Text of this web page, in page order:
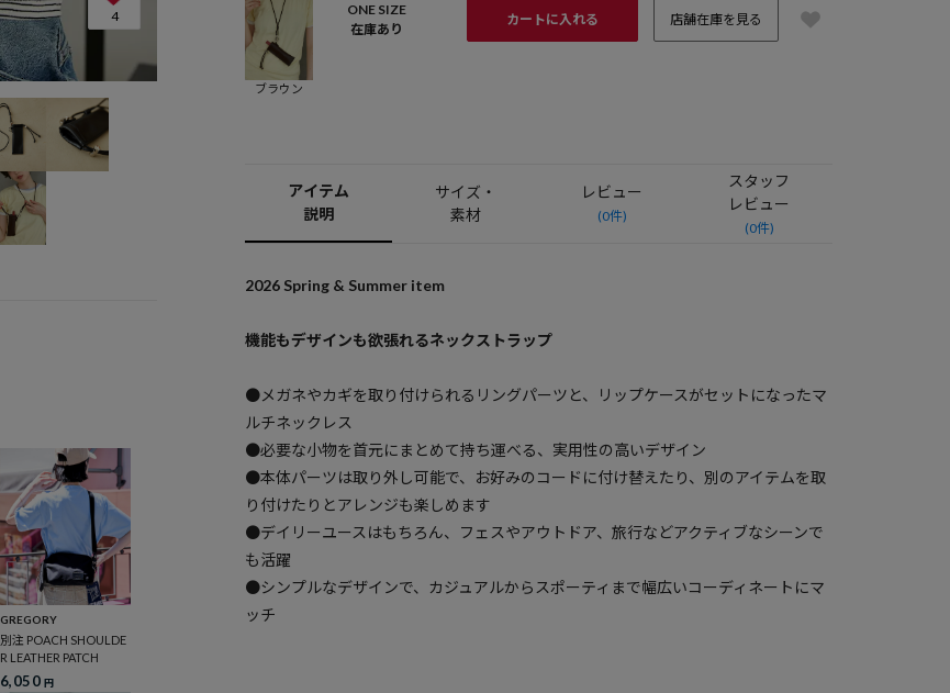
4
GREGORY
別注 POACH SHOULDE
R LEATHER PATCH
6,050円
ブラウン
ONE SIZE
在庫あり
カートに入れる 店舗在庫を見る
アイテム
説明
サイズ・
素材
レビュー
(0件)
スタッフ
レビュー
(0件)
2026 Spring & Summer item
機能もデザインも欲張れるネックストラップ
●メガネやカギを取り付けられるリングパーツと、リップケースがセットになったマ
ルチネックレス
●必要な小物を首元にまとめて持ち運べる、実用性の高いデザイン
●本体パーツは取り外し可能で、お好みのコードに付け替えたり、別のアイテムを取
り付けたりとアレンジも楽しめます
●デイリーユースはもちろん、フェスやアウトドア、旅行などアクティブなシーンで
も活躍
●シンプルなデザインで、カジュアルからスポーティまで幅広いコーディネートにマ
ッチ